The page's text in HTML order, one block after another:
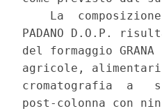
La
PADANO D.O.P.
del formaggio
agricole,
cromatografia  a
post-colonna con